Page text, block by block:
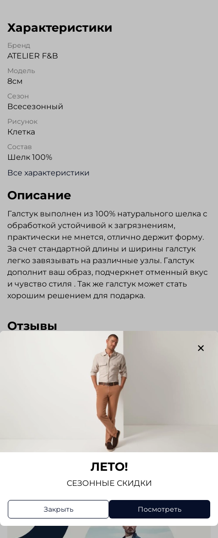
Характеристики
Бренд
ATELIER F&B
Модель
8см
Сезон
Всесезонный
Рисунок
Клетка
Состав
Шелк 100%
Все характеристики
Описание
Галстук выполнен из 100% натурального шелка с
обработкой устойчивой к загрязнениям,
практически не мнется, отлично держит форму.
За счет стандартной длины и ширины галстук
легко завязывать на различные узлы. Галстук
дополнит ваш образ, подчеркнет отменный вкус
и чувство стиля . Так же галстук может стать
хорошим решением для подарка.
Отзывы
Отзывов еще никто не оставлял
ЛЕТО!
СЕЗОННЫЕ СКИДКИ
Закрыть Посмотреть